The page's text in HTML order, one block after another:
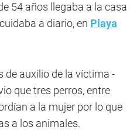
54 años llegaba a la casa
a diario, en Playa
de auxilio de la víctima -
que tres perros, entre
a la mujer por lo que
a los animales.